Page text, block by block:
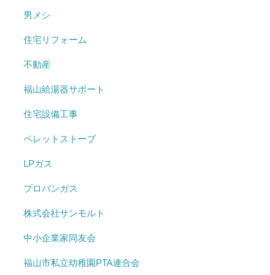
男メシ
住宅リフォーム
不動産
福山給湯器サポート
住宅設備工事
ペレットストーブ
LPガス
プロパンガス
株式会社サンモルト
中小企業家同友会
福山市私立幼稚園PTA連合会